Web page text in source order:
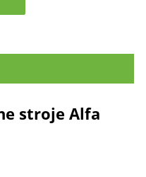
stroje Alfa